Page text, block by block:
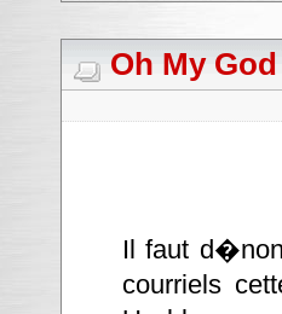
Oh My
Il faut
courriels